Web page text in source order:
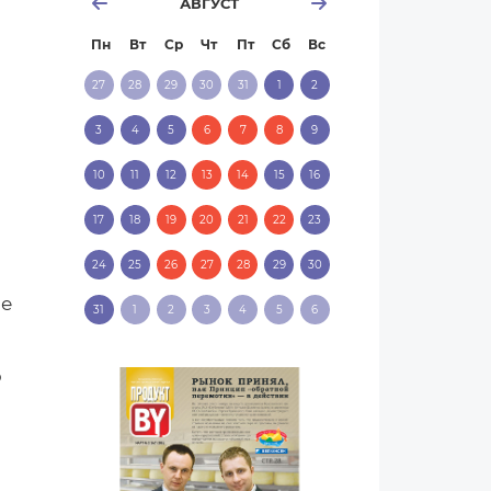
Пн Вт Ср Чт Пт Сб Вс
27 28 29 30 31 1 2
3 4 5 6 7 8 9
10 11 12 13 14 15 16
17 18 19 20 21 22 23
24 25 26 27 28 29 30
31 1 2 3 4 5 6